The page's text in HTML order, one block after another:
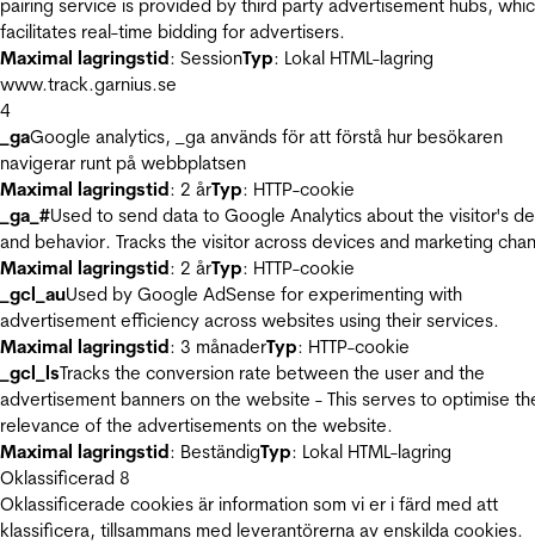
pairing service is provided by third party advertisement hubs,
facilitates real-time bidding for advertisers.
Maximal lagringstid: SessionTyp: Lokal HTML-lagring
www.track.garnius.se
4
_gaGoogle analytics, _ga används för att förstå hur besökaren
navigerar runt på webbplatsen
Maximal lagringstid: 2 årTyp: HTTP-cookie
_ga_#Used to send data to Google Analytics about the visitor's
and behavior. Tracks the visitor across devices and marketing
Maximal lagringstid: 2 årTyp: HTTP-cookie
_gcl_auUsed by Google AdSense for experimenting with
advertisement efficiency across websites using their services.
Maximal lagringstid: 3 månaderTyp: HTTP-cookie
_gcl_lsTracks the conversion rate between the user and the
advertisement banners on the website - This serves to optimise
relevance of the advertisements on the website.
Maximal lagringstid: BeständigTyp: Lokal HTML-lagring
Oklassificerad 8
Oklassificerade cookies är information som vi er i färd med att
klassificera, tillsammans med leverantörerna av enskilda cookies.